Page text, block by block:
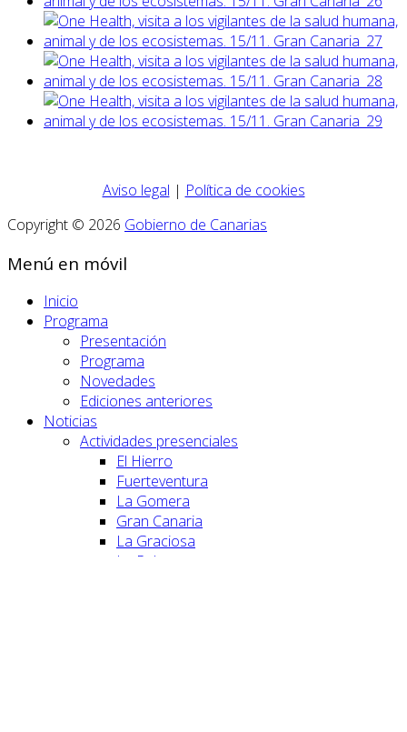
Aviso legal | Política de cookies
Copyright © 2026 Gobierno de Canarias
Menú en móvil
Inicio
Programa
Presentación
Programa
Novedades
Ediciones anteriores
Noticias
Actividades presenciales
El Hierro
Fuerteventura
La Gomera
Gran Canaria
La Graciosa
La Palma